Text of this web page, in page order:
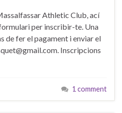
Athletic Club, ací
formulari per inscribir-te. Una
de fer el pagament i enviar el
Inscripcions
1 comment